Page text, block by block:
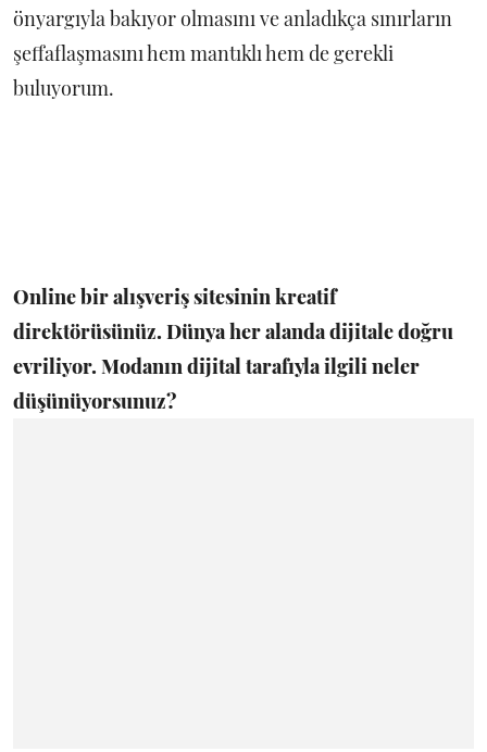
önyargıyla bakıyor olmasını ve anladıkça sınırların
şeffaflaşmasını hem mantıklı hem de gerekli
buluyorum.
Online bir alışveriş sitesinin kreatif
direktörüsünüz. Dünya her alanda dijitale doğru
evriliyor. Modanın dijital tarafıyla ilgili neler
düşünüyorsunuz?